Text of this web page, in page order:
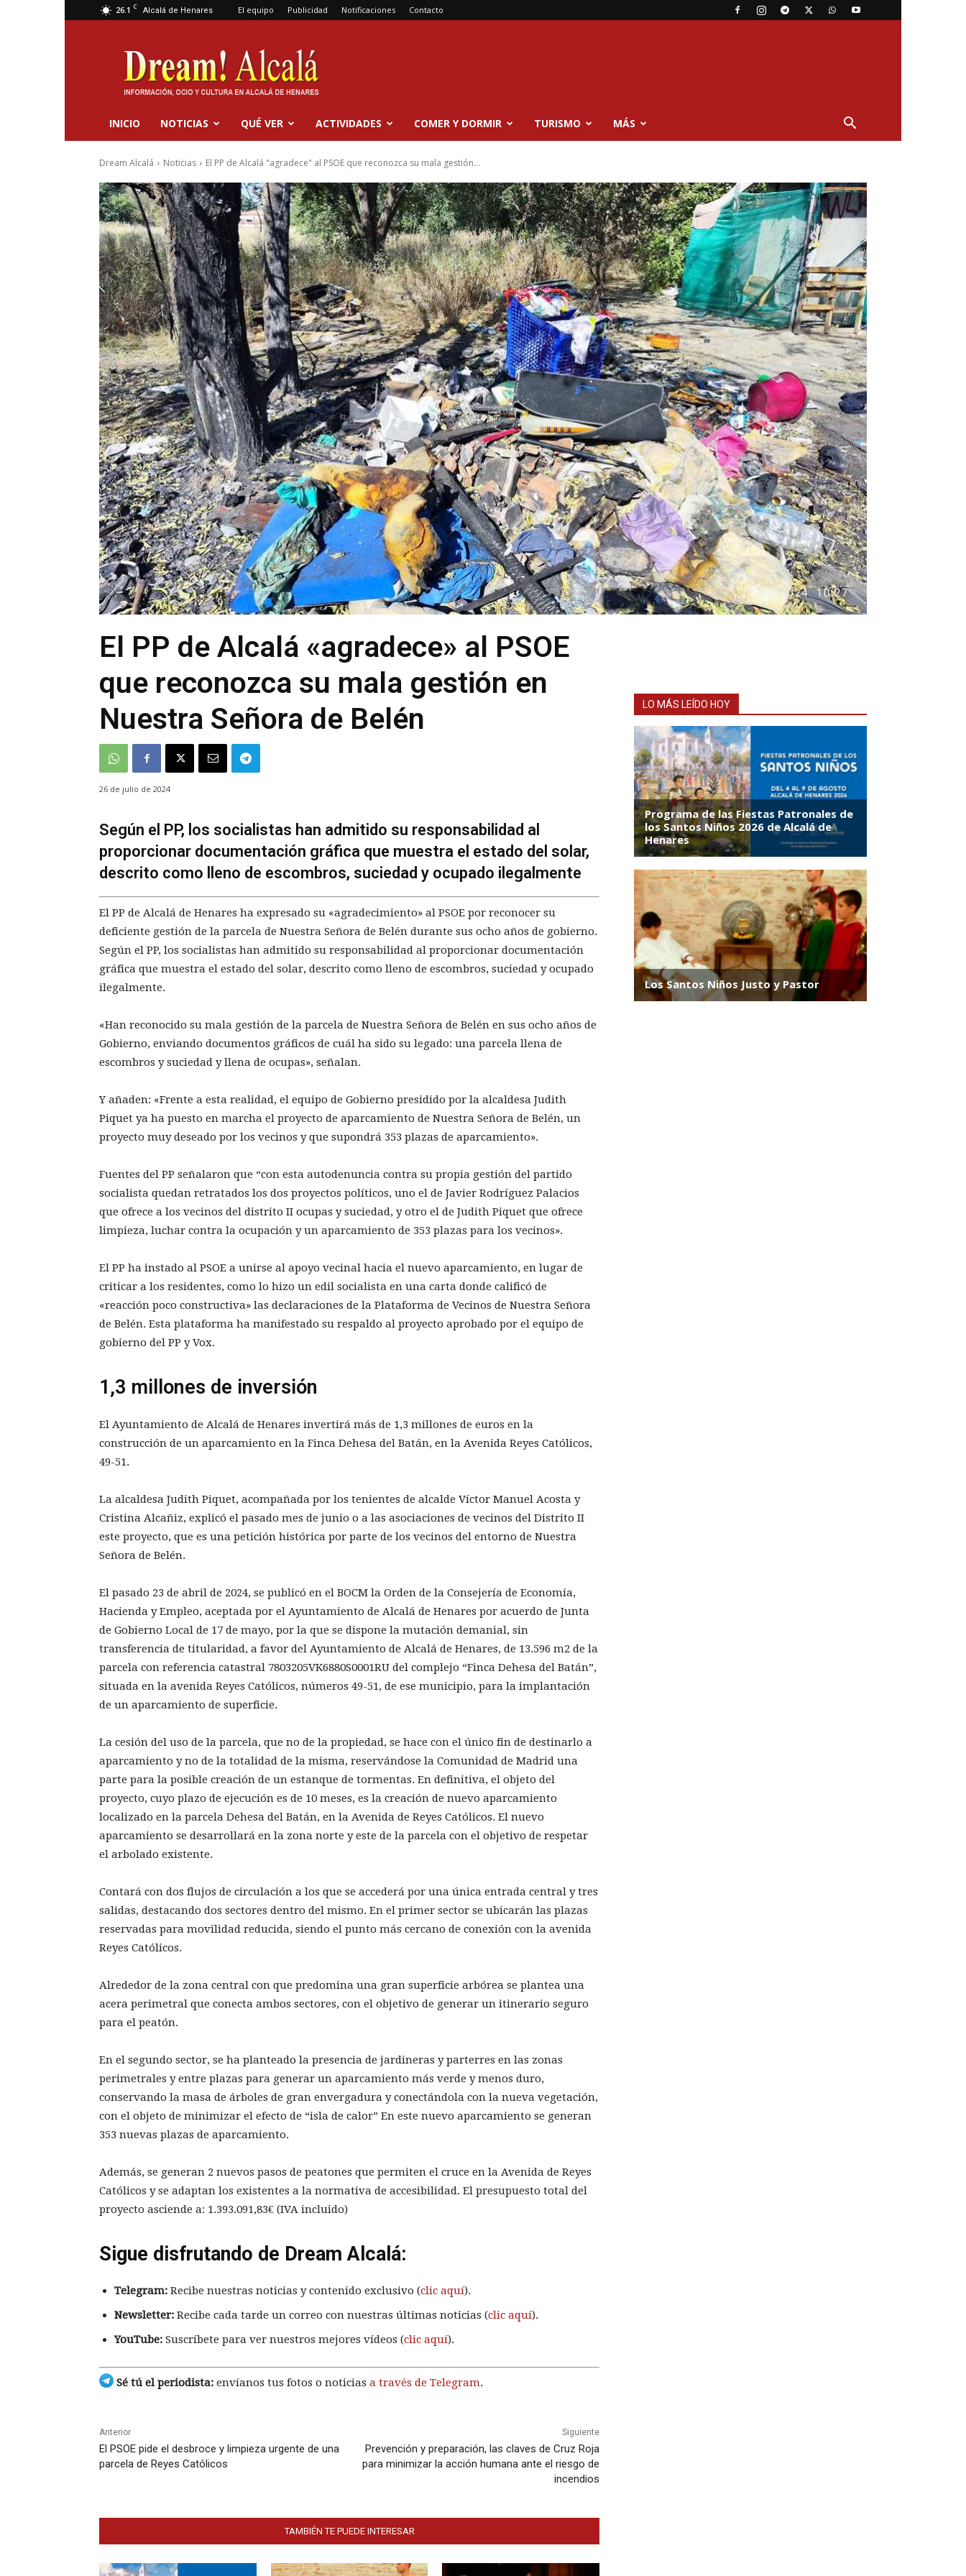
26.1 C Alcalá de Henares El equipo Publicidad Notificaciones Contacto
Dream
Alcalá
INICIO NOTICIAS QUÉ VER ACTIVIDADES COMER Y DORMIR TURISMO MÁS
Dream Alcalá Noticias El PP de Alcalá "agradece" al PSOE que reconozca su mala gestión...
El PP de Alcalá «agradece» al PSOE
que reconozca su mala gestión en
Nuestra Señora de Belén
26 de julio de 2024
Según el PP, los socialistas han admitido su responsabilidad al
proporcionar documentación gráfica que muestra el estado del solar,
descrito como lleno de escombros, suciedad y ocupado ilegalmente
El PP de Alcalá de Henares ha expresado su «agradecimiento» al PSOE por reconocer su
deficiente gestión de la parcela de Nuestra Señora de Belén durante sus ocho años de gobierno.
Según el PP, los socialistas han admitido su responsabilidad al proporcionar documentación
gráfica que muestra el estado del solar, descrito como lleno de escombros, suciedad y ocupado
ilegalmente.
«Han reconocido su mala gestión de la parcela de Nuestra Señora de Belén en sus ocho años de
Gobierno, enviando documentos gráficos de cuál ha sido su legado: una parcela llena de
escombros y suciedad y llena de ocupas», señalan.
Y añaden: «Frente a esta realidad, el equipo de Gobierno presidido por la alcaldesa Judith
Piquet ya ha puesto en marcha el proyecto de aparcamiento de Nuestra Señora de Belén, un
proyecto muy deseado por los vecinos y que supondrá 353 plazas de aparcamiento».
Fuentes del PP señalaron que “con esta autodenuncia contra su propia gestión del partido
socialista quedan retratados los dos proyectos políticos, uno el de Javier Rodríguez Palacios
que ofrece a los vecinos del distrito II ocupas y suciedad, y otro el de Judith Piquet que ofrece
limpieza, luchar contra la ocupación y un aparcamiento de 353 plazas para los vecinos».
El PP ha instado al PSOE a unirse al apoyo vecinal hacia el nuevo aparcamiento, en lugar de
criticar a los residentes, como lo hizo un edil socialista en una carta donde calificó de
«reacción poco constructiva» las declaraciones de la Plataforma de Vecinos de Nuestra Señora
de Belén. Esta plataforma ha manifestado su respaldo al proyecto aprobado por el equipo de
gobierno del PP y Vox.
1,3 millones de inversión
El Ayuntamiento de Alcalá de Henares invertirá más de 1,3 millones de euros en la
construcción de un aparcamiento en la Finca Dehesa del Batán, en la Avenida Reyes Católicos,
49-51.
La alcaldesa Judith Piquet, acompañada por los tenientes de alcalde Víctor Manuel Acosta y
Cristina Alcañiz, explicó el pasado mes de junio o a las asociaciones de vecinos del Distrito II
este proyecto, que es una petición histórica por parte de los vecinos del entorno de Nuestra
Señora de Belén.
El pasado 23 de abril de 2024, se publicó en el BOCM la Orden de la Consejería de Economía,
Hacienda y Empleo, aceptada por el Ayuntamiento de Alcalá de Henares por acuerdo de Junta
de Gobierno Local de 17 de mayo, por la que se dispone la mutación demanial, sin
transferencia de titularidad, a favor del Ayuntamiento de Alcalá de Henares, de 13.596 m2 de la
parcela con referencia catastral 7803205VK6880S0001RU del complejo “Finca Dehesa del Batán”,
situada en la avenida Reyes Católicos, números 49-51, de ese municipio, para la implantación
de un aparcamiento de superficie.
La cesión del uso de la parcela, que no de la propiedad, se hace con el único fin de destinarlo a
aparcamiento y no de la totalidad de la misma, reservándose la Comunidad de Madrid una
parte para la posible creación de un estanque de tormentas. En definitiva, el objeto del
proyecto, cuyo plazo de ejecución es de 10 meses, es la creación de nuevo aparcamiento
localizado en la parcela Dehesa del Batán, en la Avenida de Reyes Católicos. El nuevo
aparcamiento se desarrollará en la zona norte y este de la parcela con el objetivo de respetar
el arbolado existente.
Contará con dos flujos de circulación a los que se accederá por una única entrada central y tres
salidas, destacando dos sectores dentro del mismo. En el primer sector se ubicarán las plazas
reservadas para movilidad reducida, siendo el punto más cercano de conexión con la avenida
Reyes Católicos.
Alrededor de la zona central con que predomina una gran superficie arbórea se plantea una
acera perimetral que conecta ambos sectores, con el objetivo de generar un itinerario seguro
para el peatón.
En el segundo sector, se ha planteado la presencia de jardineras y parterres en las zonas
perimetrales y entre plazas para generar un aparcamiento más verde y menos duro,
conservando la masa de árboles de gran envergadura y conectándola con la nueva vegetación,
con el objeto de minimizar el efecto de “isla de calor” En este nuevo aparcamiento se generan
353 nuevas plazas de aparcamiento.
Además, se generan 2 nuevos pasos de peatones que permiten el cruce en la Avenida de Reyes
Católicos y se adaptan los existentes a la normativa de accesibilidad. El presupuesto total del
proyecto asciende a: 1.393.091,83€ (IVA incluido)
Sigue disfrutando de Dream Alcalá:
Telegram: Recibe nuestras noticias y contenido exclusivo (clic aquí).
Newsletter: Recibe cada tarde un correo con nuestras últimas noticias (clic aquí).
YouTube: Suscríbete para ver nuestros mejores vídeos (clic aquí).
Sé tú el periodista: envíanos tus fotos o noticias a través de Telegram.
Anterior
El PSOE pide el desbroce y limpieza urgente de una
parcela de Reyes Católicos
Siguiente
Prevención y preparación, las claves de Cruz Roja
para minimizar la acción humana ante el riesgo de
incendios
TAMBIÉN TE PUEDE INTERESAR
LO MÁS LEÍDO HOY